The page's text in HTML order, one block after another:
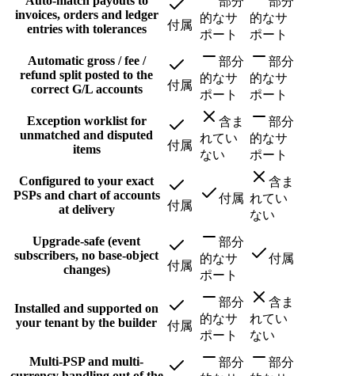
invoices, orders and ledger
entries with tolerances
付属
的なサ
ポート
的なサ
ポート
Automatic gross / fee /
refund split posted to the
correct G/L accounts
付属
部分
的なサ
ポート
部分
的なサ
ポート
Exception worklist for
unmatched and disputed
items
付属
含ま
れてい
ない
部分
的なサ
ポート
Configured to your exact
PSPs and chart of accounts
at delivery
付属
付属
含ま
れてい
ない
Upgrade-safe (event
subscribers, no base-object
changes)
付属
部分
的なサ
ポート
付属
Installed and supported on
your tenant by the builder
付属
部分
的なサ
ポート
含ま
れてい
ない
Multi-PSP and multi-
部分
部分